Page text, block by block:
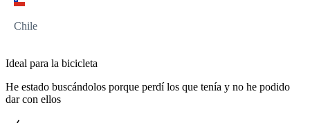
Chile
Ideal para la bicicleta
He estado buscándolos porque perdí los que tenía y no he podido
dar con ellos